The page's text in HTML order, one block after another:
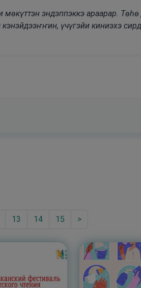
мөкүттэн эндэппэккэ араарар.
кэнэйдээҥҥин, үчүгэйи киниэхэ
13 14 15 >